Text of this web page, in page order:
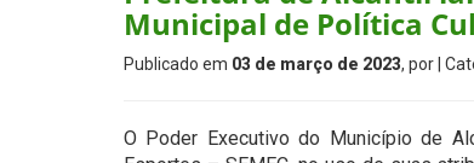
Municipal de Política
Publicado em 03 de março de 2023, por |
O Poder Executivo do Município de